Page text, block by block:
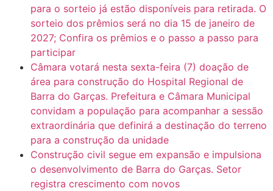
para o sorteio já estão disponíveis para retirada. O
sorteio dos prêmios será no dia 15 de janeiro de
2027; Confira os prêmios e o passo a passo para
participar
Câmara votará nesta sexta-feira (7) doação de
área para construção do Hospital Regional de
Barra do Garças. Prefeitura e Câmara Municipal
convidam a população para acompanhar a sessão
extraordinária que definirá a destinação do terreno
para a construção da unidade
Construção civil segue em expansão e impulsiona
o desenvolvimento de Barra do Garças. Setor
registra crescimento com novos